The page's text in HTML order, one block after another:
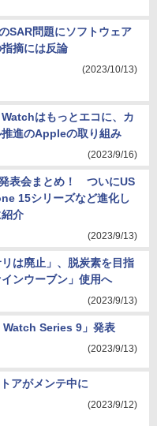
SAR問題にソフトウェア
摘には反論
(2023/10/13)
はもっとエコに、カ
進のAppleの取り組み
(2023/9/16)
表会まとめ！ ついにUS
15シリーズなど進化し
介
(2023/9/13)
リは廃止」、脱炭素を目指
ンウーブン」使用へ
(2023/9/13)
Series 9」発表
(2023/9/13)
アがメンテ中に
(2023/9/12)